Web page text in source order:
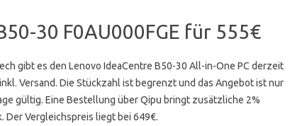
30 F0AU000FGE für 555€
gibt es den Lenovo IdeaCentre B50-30 All-in-One PC derzeit
Versand. Die Stückzahl ist begrenzt und das Angebot ist nur
gültig. Eine Bestellung über Qipu bringt zusätzliche 2%
Der Vergleichspreis liegt bei 649€.